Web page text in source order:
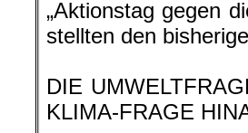
„Aktionstag gegen
stellten den
DIE
KLIMA-FRAGE